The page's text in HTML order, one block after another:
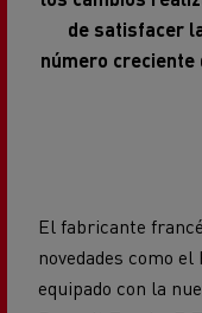
de satisfacer
número
novedades como el
equipado con la
Renault Trucks E-